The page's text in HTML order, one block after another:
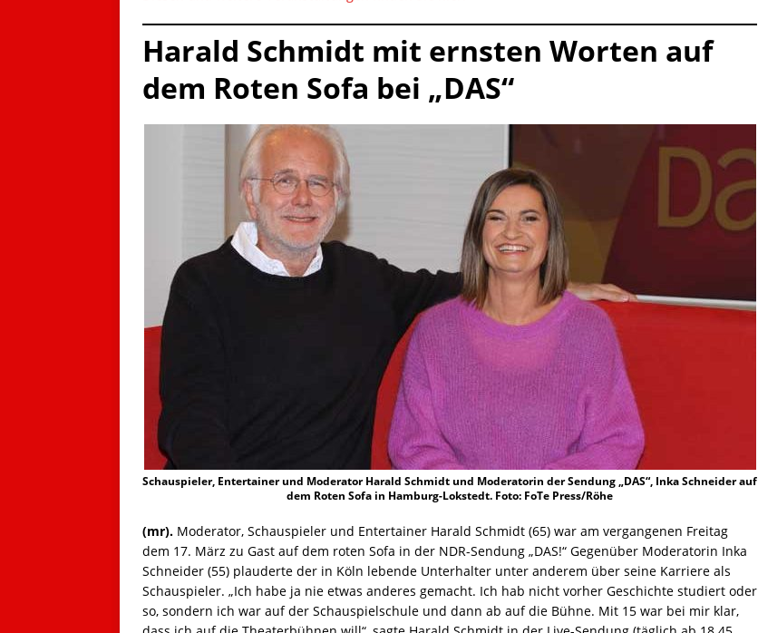
Harald Schmidt mit ernsten Worten auf
dem Roten Sofa bei „DAS“
Schauspieler, Entertainer und Moderator Harald Schmidt und Moderatorin der Sendung „DAS“, Inka Schneider auf
dem Roten Sofa in Hamburg-Lokstedt. Foto: FoTe Press/Röhe
(mr). Moderator, Schauspieler und Entertainer Harald Schmidt (65) war am vergangenen Freitag
dem 17. März zu Gast auf dem roten Sofa in der NDR-Sendung „DAS!“ Gegenüber Moderatorin Inka
Schneider (55) plauderte der in Köln lebende Unterhalter unter anderem über seine Karriere als
Schauspieler. „Ich habe ja nie etwas anderes gemacht. Ich hab nicht vorher Geschichte studiert oder
so, sondern ich war auf der Schauspielschule und dann ab auf die Bühne. Mit 15 war bei mir klar,